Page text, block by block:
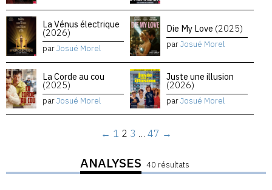
La Vénus électrique
(2026)
parJosué Morel
Die My Love (2025)
parJosué Morel
La Corde au cou
(2025)
parJosué Morel
Juste une illusion
(2026)
parJosué Morel
← 1 2 3 … 47 →
ANALYSES 40 résultats